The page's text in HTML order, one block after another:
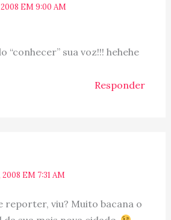
2008 EM 9:00 AM
“conhecer” sua voz!!! hehehe
Responder
2008 EM 7:31 AM
reporter, viu? Muito bacana o